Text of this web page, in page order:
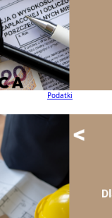
Podatki